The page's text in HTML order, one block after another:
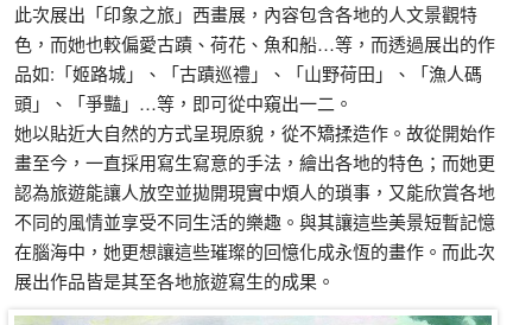
此次展出「印象之旅」西畫展，內容包含各地的人文景觀特
色，而她也較偏愛古蹟、荷花、魚和船…等，而透過展出的作
品如:「姬路城」、「古蹟巡禮」、「山野荷田」、「漁人碼
頭」、「爭豔」…等，即可從中窺出一二。
她以貼近大自然的方式呈現原貌，從不矯揉造作。故從開始作
畫至今，一直採用寫生寫意的手法，繪出各地的特色；而她更
認為旅遊能讓人放空並拋開現實中煩人的瑣事，又能欣賞各地
不同的風情並享受不同生活的樂趣。與其讓這些美景短暫記憶
在腦海中，她更想讓這些璀璨的回憶化成永恆的畫作。而此次
展出作品皆是其至各地旅遊寫生的成果。